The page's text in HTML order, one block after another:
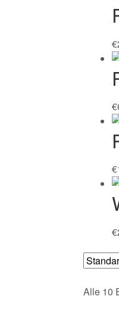
€
€
€
€
Alle 10